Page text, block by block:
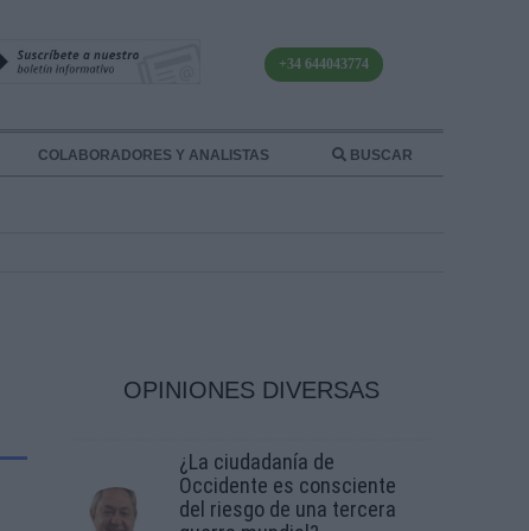
+34 644043774
COLABORADORES Y ANALISTAS BUSCAR
OPINIONES DIVERSAS
¿La ciudadanía de
Occidente es consciente
del riesgo de una tercera